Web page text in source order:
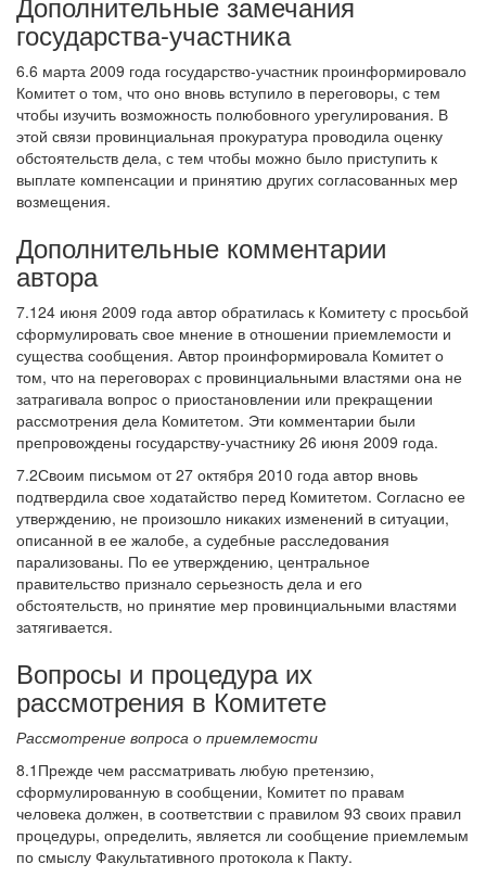
государства-участника
6.6 марта 2009 года государство-участник проинформировало
Комитет о том, что оно вновь вступило в переговоры, с тем
чтобы изучить возможность полюбовного урегулирования. В
этой связи провинциальная прокуратура проводила оценку
обстоятельств дела, с тем чтобы можно было приступить к
выплате компенсации и принятию других согласованных мер
возмещения.
Дополнительные комментарии
автора
7.124 июня 2009 года автор обратилась к Комитету с просьбой
сформулировать свое мнение в отношении приемлемости и
существа сообщения. Автор проинформировала Комитет о
том, что на переговорах с провинциальными властями она не
затрагивала вопрос о приостановлении или прекращении
рассмотрения дела Комитетом. Эти комментарии были
препровождены государству-участнику 26 июня 2009 года.
7.2Своим письмом от 27 октября 2010 года автор вновь
подтвердила свое ходатайство перед Комитетом. Согласно ее
утверждению, не произошло никаких изменений в ситуации,
описанной в ее жалобе, а судебные расследования
парализованы. По ее утверждению, центральное
правительство признало серьезность дела и его
обстоятельств, но принятие мер провинциальными властями
затягивается.
Вопросы и процедура их
рассмотрения в Комитете
Рассмотрение вопроса о приемлемости
8.1Прежде чем рассматривать любую претензию,
сформулированную в сообщении, Комитет по правам
человека должен, в соответствии с правилом 93 своих правил
процедуры, определить, является ли сообщение приемлемым
по смыслу Факультативного протокола к Пакту.